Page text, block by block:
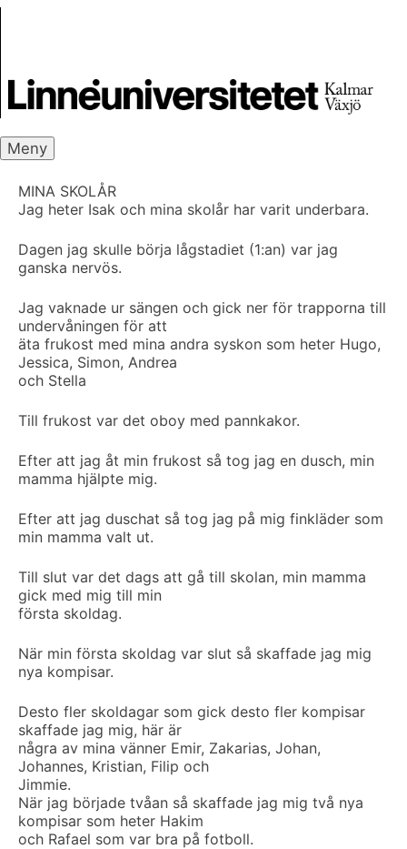
Meny
MINA SKOLÅR
Jag heter Isak och mina skolår har varit underbara.
Dagen jag skulle börja lågstadiet (1:an) var jag
ganska nervös.
Jag vaknade ur sängen och gick ner för trapporna till
undervåningen för att
äta frukost med mina andra syskon som heter Hugo,
Jessica, Simon, Andrea
och Stella
Till frukost var det oboy med pannkakor.
Efter att jag åt min frukost så tog jag en dusch, min
mamma hjälpte mig.
Efter att jag duschat så tog jag på mig finkläder som
min mamma valt ut.
Till slut var det dags att gå till skolan, min mamma
gick med mig till min
första skoldag.
När min första skoldag var slut så skaffade jag mig
nya kompisar.
Desto fler skoldagar som gick desto fler kompisar
skaffade jag mig, här är
några av mina vänner Emir, Zakarias, Johan,
Johannes, Kristian, Filip och
Jimmie.
När jag började tvåan så skaffade jag mig två nya
kompisar som heter Hakim
och Rafael som var bra på fotboll.